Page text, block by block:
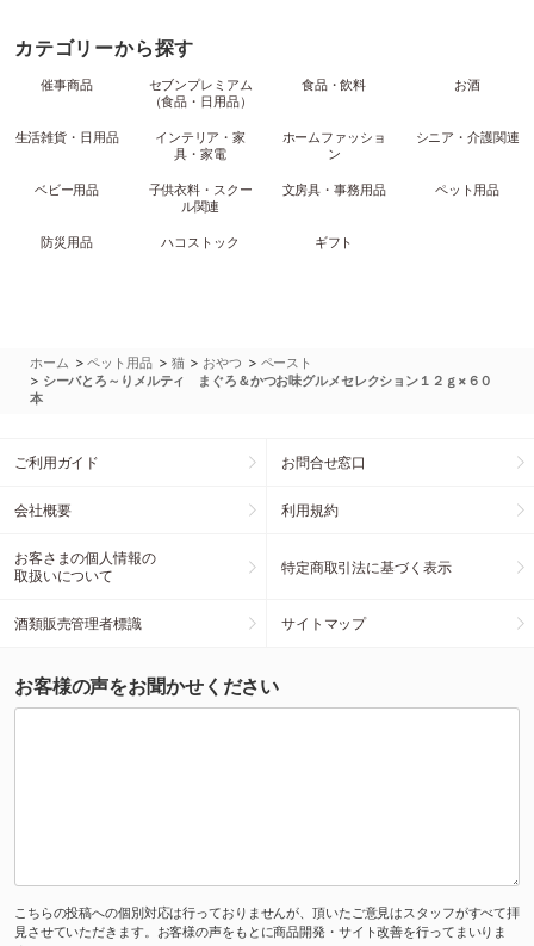
カテゴリーから探す
催事商品
セブンプレミアム
（食品・日用品）
食品・飲料 お酒
生活雑貨・日用品
インテリア・家
具・家電
ホームファッショ
ン
シニア・介護関連
ベビー用品
子供衣料・スクー
ル関連
文房具・事務用品 ペット用品
防災用品 ハコストック ギフト
ホーム >ペット用品 > 猫 > おやつ > ペースト
> シーバとろ～りメルティ まぐろ＆かつお味グルメセレクション１２ｇ×６０
本
ご利用ガイド お問合せ窓口
会社概要 利用規約
お客さまの個人情報の
取扱いについて
特定商取引法に基づく表示
酒類販売管理者標識 サイトマップ
お客様の声をお聞かせください
こちらの投稿への個別対応は行っておりませんが、頂いたご意見はスタッフがすべて拝
見させていただきます。お客様の声をもとに商品開発・サイト改善を行ってまいりま